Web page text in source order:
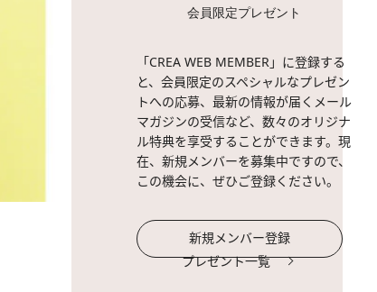
会員限定プレゼント
「CREA WEB MEMBER」に登録する
と、会員限定のスペシャルなプレゼン
トへの応募、最新の情報が届くメール
マガジンの受信など、数々のオリジナ
ル特典を享受することができます。現
在、新規メンバーを募集中ですので、
この機会に、ぜひご登録ください。
新規メンバー登録
プレゼント一覧